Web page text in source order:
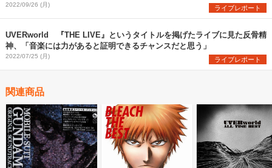
2022/09/26 (月) ライブレポート
UVERworld 『THE LIVE』というタイトルを掲げたライブに見た反骨精
神、「音楽には力があると証明できるチャンスだと思う」
2022/07/25 (月) ライブレポート
関連商品